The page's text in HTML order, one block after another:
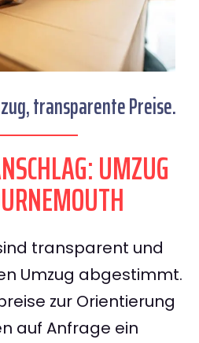
transparente Preise.
UMZUG
transparent und
Umzug abgestimmt.
zur Orientierung
auf Anfrage ein